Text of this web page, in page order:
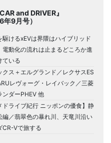
and DRIVER』
年9月号）
駆けるxEVは界隈はハイブリッド
電動化の流れは止まるどころか進
ている
クス＋エルグランド／レクサスES
レヴォーグ・レイバック／三菱
ンダーPHEV 他
ドライブ紀行 ニッポンの優食】静
編／翡翠色の暴れ川、天竜川沿い
CR-Vで旅する